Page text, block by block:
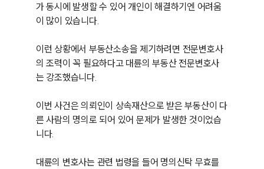
가 동시에 발생할 수 있어 개인이 해결하기엔 어려움
이 많이 있습니다.
이런 상황에서 부동산소송을 제기하려면 전문변호사
의 조력이 꼭 필요하다고 대륜의 부동산 전문변호사
는 강조했습니다.
이번 사건은 의뢰인이 상속재산으로 받은 부동산이 다
른 사람의 명의로 되어 있어 문제가 발생한 것이었습
니다.
대륜의 변호사는 관련 법령을 들어 명의신탁 무효를